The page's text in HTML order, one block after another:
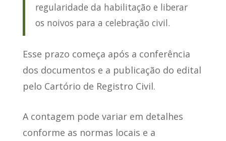
regularidade da habilitação e liberar
os noivos para a celebração civil.
Esse prazo começa após a conferência
dos documentos e a publicação do edital
pelo Cartório de Registro Civil.
A contagem pode variar em detalhes
conforme as normas locais e a